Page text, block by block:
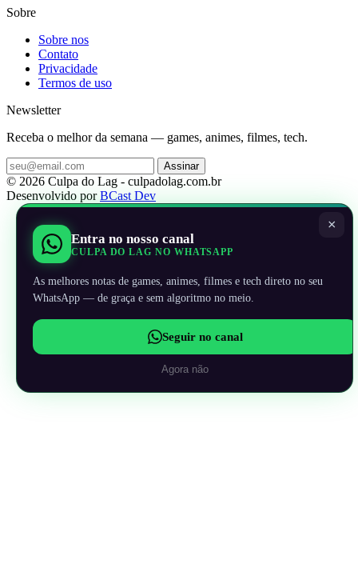
Sobre
Sobre nos
Contato
Privacidade
Termos de uso
Newsletter
Receba o melhor da semana — games, animes, filmes, tech.
Assinar
© 2026 Culpa do Lag - culpadolag.com.br
Desenvolvido porBCast Dev
×
Entra no nosso canal
CULPA DO LAG NO WHATSAPP
As melhores notas de games, animes, filmes e tech direto no seu
WhatsApp — de graça e sem algoritmo no meio.
Seguir no canal
Agora não